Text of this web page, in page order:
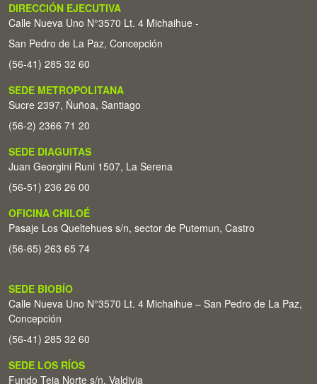
DIRECCIÓN EJECUTIVA
Calle Nueva Uno N°3570 Lt. 4 Michaihue -
San Pedro de La Paz, Concepción
(56-41) 285 32 60
SEDE METROPOLITANA
Sucre 2397, Ñuñoa, Santiago
(56-2) 2366 71 20
SEDE DIAGUITAS
Juan Georgini Runi 1507, La Serena
(56-51) 236 26 00
OFICINA CHILOÉ
Pasaje Los Queltehues s/n, sector de Putemun, Castro
(56-65) 263 65 74
SEDE BIOBÍO
Calle Nueva Uno N°3570 Lt. 4 Michaihue – San Pedro de La Paz,
Concepción
(56-41) 285 32 60
SEDE LOS RÍOS
Fundo Teja Norte s/n. Valdivia